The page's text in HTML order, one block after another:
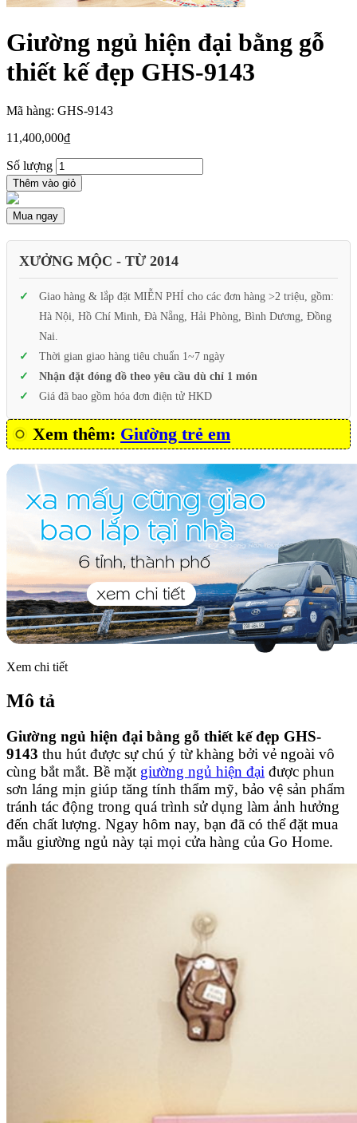
Giường ngủ hiện đại bằng gỗ
thiết kế đẹp GHS-9143
Mã hàng: GHS-9143
11,400,000₫
Số lượng
Thêm vào giỏ
Mua ngay
XƯỞNG MỘC - TỪ 2014
Giao hàng & lắp đặt MIỄN PHÍ cho các đơn hàng >2 triệu, gồm:
Hà Nội, Hồ Chí Minh, Đà Nẵng, Hải Phòng, Bình Dương, Đồng
Nai.
Thời gian giao hàng tiêu chuẩn 1~7 ngày
Nhận đặt đóng đồ theo yêu cầu dù chỉ 1 món
Giá đã bao gồm hóa đơn điện tử HKD
Xem thêm: Giường trẻ em
Xem chi tiết
Mô tả
Giường ngủ hiện đại bằng gỗ thiết kế đẹp GHS-
9143 thu hút được sự chú ý từ khàng bởi vẻ ngoài vô
cùng bắt mắt. Bề mặt giường ngủ hiện đại được phun
sơn láng mịn giúp tăng tính thẩm mỹ, bảo vệ sản phẩm
tránh tác động trong quá trình sử dụng làm ảnh hưởng
đến chất lượng. Ngay hôm nay, bạn đã có thể đặt mua
mẫu giường ngủ này tại mọi cửa hàng của Go Home.